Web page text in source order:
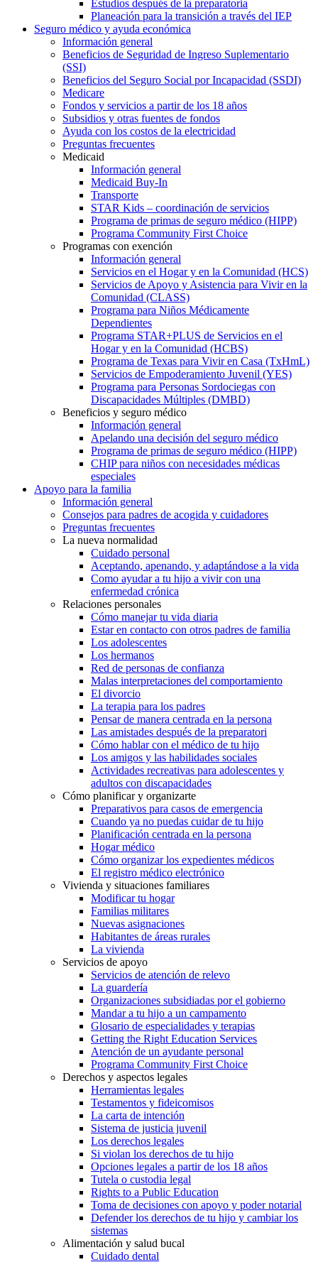
Estudios después de la preparatoria
Planeación para la transición a través del IEP
Seguro médico y ayuda económica
Información general
Beneficios de Seguridad de Ingreso Suplementario
(SSI)
Beneficios del Seguro Social por Incapacidad (SSDI)
Medicare
Fondos y servicios a partir de los 18 años
Subsidios y otras fuentes de fondos
Ayuda con los costos de la electricidad
Preguntas frecuentes
Medicaid
Información general
Medicaid Buy-In
Transporte
STAR Kids – coordinación de servicios
Programa de primas de seguro médico (HIPP)
Programa Community First Choice
Programas con exención
Información general
Servicios en el Hogar y en la Comunidad (HCS)
Servicios de Apoyo y Asistencia para Vivir en la
Comunidad (CLASS)
Programa para Niños Médicamente
Dependientes
Programa STAR+PLUS de Servicios en el
Hogar y en la Comunidad (HCBS)
Programa de Texas para Vivir en Casa (TxHmL)
Servicios de Empoderamiento Juvenil (YES)
Programa para Personas Sordociegas con
Discapacidades Múltiples (DMBD)
Beneficios y seguro médico
Información general
Apelando una decisión del seguro médico
Programa de primas de seguro médico (HIPP)
CHIP para niños con necesidades médicas
especiales
Apoyo para la familia
Información general
Consejos para padres de acogida y cuidadores
Preguntas frecuentes
La nueva normalidad
Cuidado personal
Aceptando, apenando, y adaptándose a la vida
Como ayudar a tu hijo a vivir con una
enfermedad crónica
Relaciones personales
Cómo manejar tu vida diaria
Estar en contacto con otros padres de familia
Los adolescentes
Los hermanos
Red de personas de confianza
Malas interpretaciones del comportamiento
El divorcio
La terapia para los padres
Pensar de manera centrada en la persona
Las amistades después de la preparatori
Cómo hablar con el médico de tu hijo
Los amigos y las habilidades sociales
Actividades recreativas para adolescentes y
adultos con discapacidades
Cómo planificar y organizarte
Preparativos para casos de emergencia
Cuando ya no puedas cuidar de tu hijo
Planificación centrada en la persona
Hogar médico
Cómo organizar los expedientes médicos
El registro médico electrónico
Vivienda y situaciones familiares
Modificar tu hogar
Familias militares
Nuevas asignaciones
Habitantes de áreas rurales
La vivienda
Servicios de apoyo
Servicios de atención de relevo
La guardería
Organizaciones subsidiadas por el gobierno
Mandar a tu hijo a un campamento
Glosario de especialidades y terapias
Getting the Right Education Services
Atención de un ayudante personal
Programa Community First Choice
Derechos y aspectos legales
Herramientas legales
Testamentos y fideicomisos
La carta de intención
Sistema de justicia juvenil
Los derechos legales
Si violan los derechos de tu hijo
Opciones legales a partir de los 18 años
Tutela o custodia legal
Rights to a Public Education
Toma de decisiones con apoyo y poder notarial
Defender los derechos de tu hijo y cambiar los
sistemas
Alimentación y salud bucal
Cuidado dental